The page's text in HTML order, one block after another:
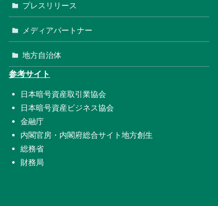
プレスリリース
メディアパートナー
地方自治体
参考サイト
日本暗号資産取引業協会
日本暗号資産ビジネス協会
金融庁
内閣官房・内閣府総合サイト地方創生
総務省
財務局